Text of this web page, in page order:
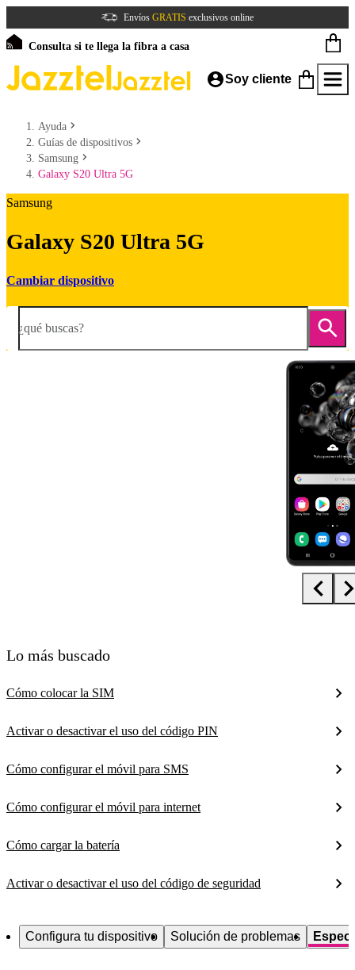
Envíos GRATIS exclusivos online
Consulta si te llega la fibra a casa
Soy cliente
Ayuda
Guías de dispositivos
Samsung
Galaxy S20 Ultra 5G
Samsung
Galaxy S20 Ultra 5G
Cambiar dispositivo
¿qué buscas?
Lo más buscado
Cómo colocar la SIM
Activar o desactivar el uso del código PIN
Cómo configurar el móvil para SMS
Cómo configurar el móvil para internet
Cómo cargar la batería
Activar o desactivar el uso del código de seguridad
Configura tu dispositivo Solución de problemas